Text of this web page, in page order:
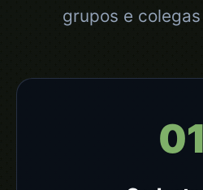
grupos e
01